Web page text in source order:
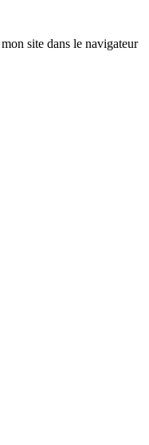
site dans le navigateur